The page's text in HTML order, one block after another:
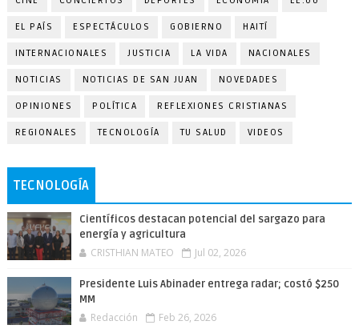
EL PAÍS ESPECTÁCULOS GOBIERNO HAITÍ
INTERNACIONALES JUSTICIA LA VIDA NACIONALES
NOTICIAS NOTICIAS DE SAN JUAN NOVEDADES
OPINIONES POLÍTICA REFLEXIONES CRISTIANAS
REGIONALES TECNOLOGÍA TU SALUD VIDEOS
TECNOLOGÍA
Científicos destacan potencial del sargazo para
energía y agricultura
CRISTHIAN MATEO Jul 02, 2026
Presidente Luis Abinader entrega radar; costó $250
MM
Redacción Feb 26, 2026